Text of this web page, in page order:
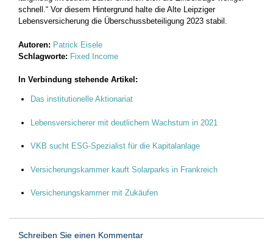
schnell.“ Vor diesem Hintergrund halte die Alte Leipziger
Lebensversicherung die Überschussbeteiligung 2023 stabil.
Autoren: Patrick Eisele
Schlagworte: Fixed Income
In Verbindung stehende Artikel:
Das institutionelle Aktionariat
Lebensversicherer mit deutlichem Wachstum in 2021
VKB sucht ESG-Spezialist für die Kapitalanlage
Versicherungskammer kauft Solarparks in Frankreich
Versicherungskammer mit Zukäufen
Schreiben Sie einen Kommentar